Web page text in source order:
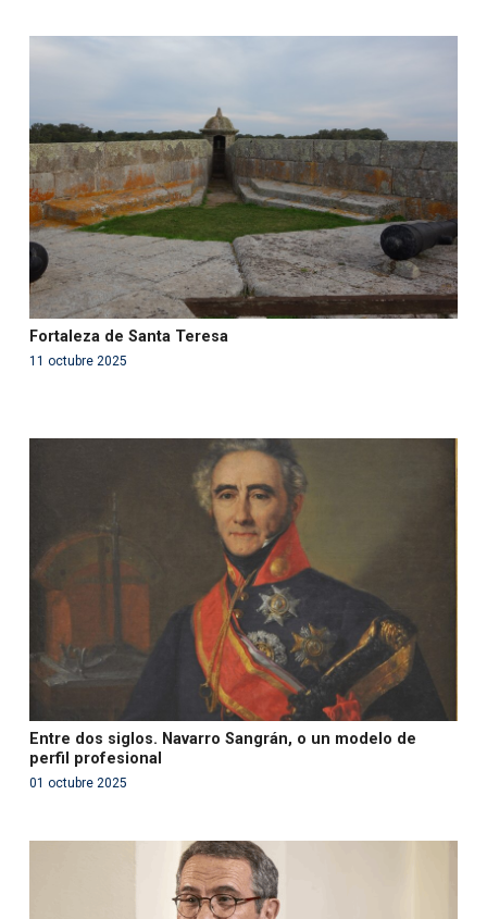
/var/www/acami.es/wp-
content/themes/fundcami/page-publicaciones.php
on line99
Fortaleza de Santa Teresa
11 octubre 2025
: Use of undefined constant php - assumed
'php' (this will throw an Error in a future version of PHP)
/var/www/acami.es/wp-
content/themes/fundcami/page-publicaciones.php
on line
Entre dos siglos. Navarro Sangrán, o un modelo de
perfil profesional
01 octubre 2025
: Use of undefined constant php - assumed
'php' (this will throw an Error in a future version of PHP)